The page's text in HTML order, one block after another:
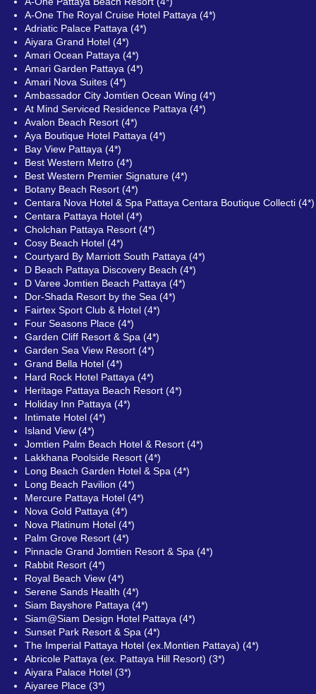
A-One The Royal Cruise Hotel Pattaya (4*)
Adriatic Palace Pattaya (4*)
Aiyara Grand Hotel (4*)
Amari Ocean Pattaya (4*)
Amari Garden Pattaya (4*)
Amari Nova Suites (4*)
Ambassador City Jomtien Ocean Wing (4*)
At Mind Serviced Residence Pattaya (4*)
Avalon Beach Resort (4*)
Aya Boutique Hotel Pattaya (4*)
Bay View Pattaya (4*)
Best Western Metro (4*)
Best Western Premier Signature (4*)
Botany Beach Resort (4*)
Centara Nova Hotel & Spa Pattaya Centara Boutique Collecti (4*)
Centara Pattaya Hotel (4*)
Cholchan Pattaya Resort (4*)
Cosy Beach Hotel (4*)
Courtyard By Marriott South Pattaya (4*)
D Beach Pattaya Discovery Beach (4*)
D Varee Jomtien Beach Pattaya (4*)
Dor-Shada Resort by the Sea (4*)
Fairtex Sport Club & Hotel (4*)
Four Seasons Place (4*)
Garden Cliff Resort & Spa (4*)
Garden Sea View Resort (4*)
Grand Bella Hotel (4*)
Hard Rock Hotel Pattaya (4*)
Heritage Pattaya Beach Resort (4*)
Holiday Inn Pattaya (4*)
Intimate Hotel (4*)
Island View (4*)
Jomtien Palm Beach Hotel & Resort (4*)
Lakkhana Poolside Resort (4*)
Long Beach Garden Hotel & Spa (4*)
Long Beach Pavilion (4*)
Mercure Pattaya Hotel (4*)
Nova Gold Pattaya (4*)
Nova Platinum Hotel (4*)
Palm Grove Resort (4*)
Pinnacle Grand Jomtien Resort & Spa (4*)
Rabbit Resort (4*)
Royal Beach View (4*)
Serene Sands Health (4*)
Siam Bayshore Pattaya (4*)
Siam@Siam Design Hotel Pattaya (4*)
Sunset Park Resort & Spa (4*)
The Imperial Pattaya Hotel (ex.Montien Pattaya) (4*)
Abricole Pattaya (ex. Pattaya Hill Resort) (3*)
Aiyara Palace Hotel (3*)
Aiyaree Place (3*)